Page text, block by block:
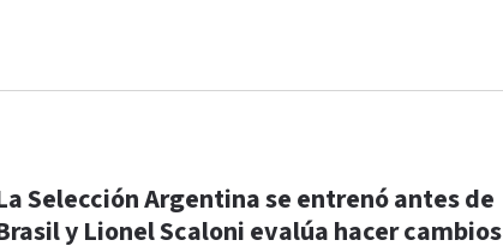
Selección Argentina se entrenó antes de
y Lionel Scaloni evalúa hacer cambios